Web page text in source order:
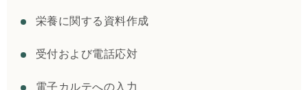
栄養に関する資料作成
受付および電話応対
電子カルテへの入力